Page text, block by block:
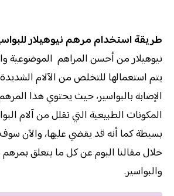
طريقة استخدام مرهم نيوهيلار
نيوهيلار من أحسن المراهم الموضوعية
يتم استعمالها للتخلص من الآلام
الإصابة بالبواسير، حيث يحتوي هذا
المكونات الطبيعية التي تقلل من آلام
بسيطة كما أنه قد يقضي عليها، والآن
خلال مقالنا اليوم عن كل ما يتعلق بمرهم
والبواسير.